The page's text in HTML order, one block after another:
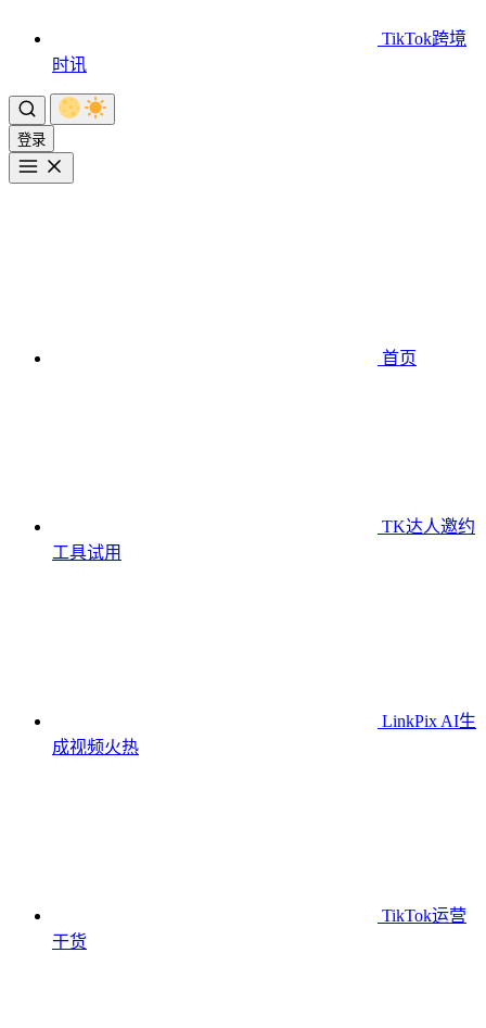
TikTok跨境
时讯
登录
首页
TK达人邀约
工具试用
LinkPix AI生
成视频火热
TikTok运营
干货